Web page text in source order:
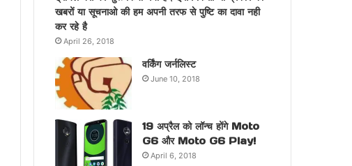
खबरों या सूचनाओ की हम अपनी तरफ से पुष्टि का दावा नही
कर रहे है
April 26, 2018
वर्किंग जर्नलिस्ट
June 10, 2018
19 अप्रैल को लॉन्च होंगे Moto
G6 और Moto G6 Play!
April 6, 2018